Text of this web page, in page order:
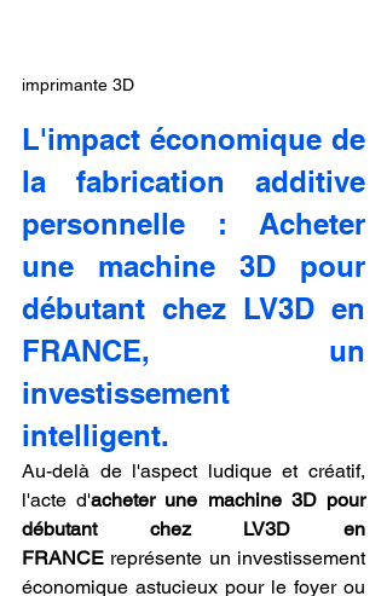
imprimante 3D
L'impact économique de
la fabrication additive
personnelle : Acheter
une machine 3D pour
débutant chez LV3D en
FRANCE, un
investissement
intelligent.
Au-delà de l'aspect ludique et créatif,
l'acte d'acheter une machine 3D pour
débutant chez LV3D en
FRANCE représente un investissement
économique astucieux pour le foyer ou